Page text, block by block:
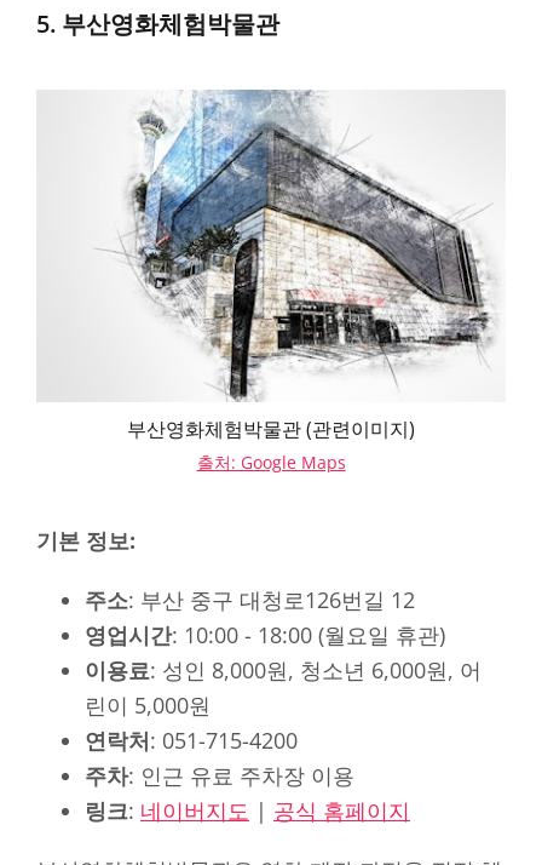
5. 부산영화체험박물관
부산영화체험박물관 (관련이미지)
출처: Google Maps
기본 정보:
주소: 부산 중구 대청로126번길 12
영업시간: 10:00 - 18:00 (월요일 휴관)
이용료: 성인 8,000원, 청소년 6,000원, 어
린이 5,000원
연락처: 051-715-4200
주차: 인근 유료 주차장 이용
링크: 네이버지도 | 공식 홈페이지